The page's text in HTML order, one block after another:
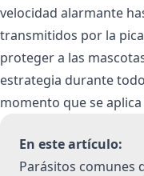
velocidad alarmante
transmitidos por la
proteger a las
estrategia durante
momento que se
En este artículo:
Parásitos comunes